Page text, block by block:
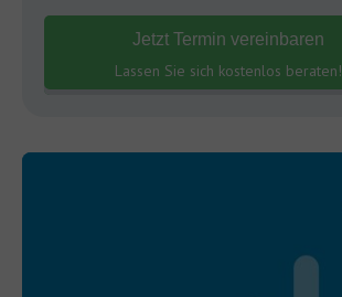
Jetzt Termin vereinbaren
Lassen Sie sich kostenlos beraten!